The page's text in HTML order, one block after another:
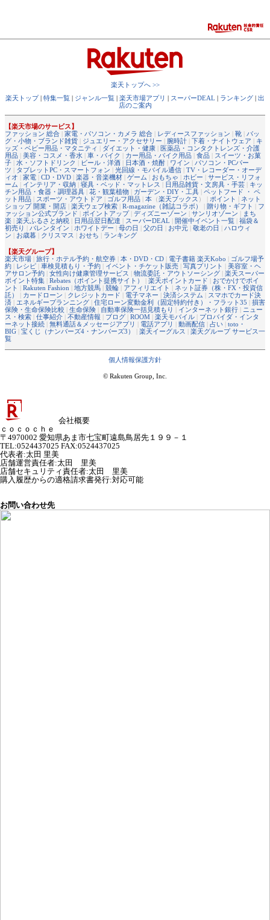
楽天トップへ >>
楽天トップ| 特集一覧 | ジャンル一覧 | 楽天市場アプリ | スーパーDEAL | ランキング | 出
店のご案内
【楽天市場のサービス】
ファッション 総合 | 家電・パソコン・カメラ 総合 | レディースファッション | 靴 | バッ
グ・小物・ブランド雑貨 | ジュエリー・アクセサリー | 腕時計 | 下着・ナイトウェア | キ
ッズ・ベビー用品・マタニティ | ダイエット・健康 | 医薬品・コンタクトレンズ・介護
用品 | 美容・コスメ・香水 | 車・バイク | カー用品・バイク用品 | 食品 | スイーツ・お菓
子 | 水・ソフトドリンク | ビール・洋酒 | 日本酒・焼酎 | ワイン | パソコン・PCパー
ツ | タブレットPC・スマートフォン | 光回線・モバイル通信 | TV・レコーダー・オーデ
ィオ | 家電 | CD・DVD | 楽器・音楽機材 | ゲーム | おもちゃ | ホビー | サービス・リフォ
ーム | インテリア・収納 | 寝具・ベッド・マットレス | 日用品雑貨・文房具・手芸 | キッ
チン用品・食器・調理器具 | 花・観葉植物 | ガーデン・DIY・工具 | ペットフード ・ ペ
ット用品 | スポーツ・アウトドア | ゴルフ用品 | 本 （楽天ブックス ） | ポイント | ネット
ショップ 開業・開店 | 楽天ウェブ検索 | R-magazine（雑誌コラボ） | 贈り物・ギフト | フ
ァッション公式ブランド | ポイントアップ| ディズニーゾーン | サンリオゾーン | まち
楽 | 楽天ふるさと納税 | 日用品翌日配達 | スーパーDEAL | 開催中イベント一覧 | 福袋＆
初売り | バレンタイン | ホワイトデー | 母の日 | 父の日 | お中元 | 敬老の日 | ハロウィ
ン | お歳暮 | クリスマス | おせち | ランキング
【楽天グループ】
楽天市場 | 旅行・ホテル予約・航空券 | 本・DVD・CD | 電子書籍 楽天Kobo | ゴルフ場予
約 | レシピ | 車検見積もり・予約 | イベント・チケット販売 | 写真プリント | 美容室・ヘ
アサロン予約 | 女性向け健康管理サービス | 物流委託・アウトソーシング | 楽天スーパー
ポイント特集 | Rebates（ポイント提携サイト） | 楽天ポイントカード | おでかけでポイ
ント | Rakuten Fashion | 地方競馬 | 競輪 | アフィリエイト | ネット証券（株・FX・投資信
託）
| カードローン | クレジットカード | 電子マネー | 決済システム | スマホでカード決
済 | エネルギープランニング | 住宅ローン変動金利（固定特約付き）・フラット35 | 損害
保険・生命保険比較 | 生命保険 | 自動車保険一括見積もり | インターネット銀行 | ニュー
ス・検索 | 仕事紹介 | 不動産情報 | ブログ | ROOM | 楽天モバイル | プロバイダ・インタ
ーネット接続 | 無料通話＆メッセージアプリ | 電話アプリ | 動画配信 | 占い | toto・
BIG | 宝くじ（ナンバーズ4・ナンバーズ3） | 楽天イーグルス | 楽天グループ サービス一
覧
個人情報保護方針
© Rakuten Group, Inc.
会社概要
ｃｏｃｏｃｈｅ
〒4970002 愛知県あま市七宝町遠島鳥居先１９９－１
TEL:0524437025 FAX:0524437025
代表者:太田 里美
店舗運営責任者:太田 里美
店舗セキュリティ責任者:太田 里美
購入履歴からの適格請求書発行:対応可能
お問い合わせ先